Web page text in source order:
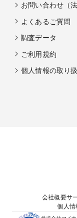
お問い合わせ（法
よくあるご質問
調査データ
ご利用規約
個人情報の取り
会社概要サ
個人情